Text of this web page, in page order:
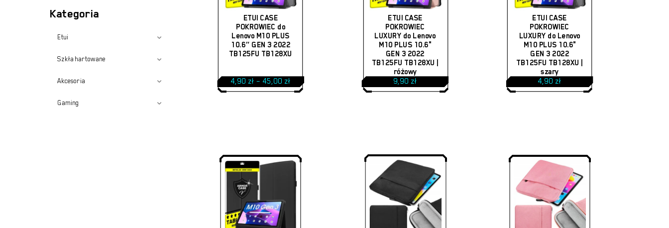
Kategoria
Etui
Szkła hartowane
Akcesoria
Gaming
produkt
ma
wiele
wariantów.
można
ETUI CASE
POKROWIEC do
Lenovo M10 PLUS
10.6″ GEN 3 2022
TB125FU TB128XU
4,90zł – 45,00zł
cen:
ETUI CASE
POKROWIEC
LUXURY do Lenovo
M10 PLUS 10.6"
GEN 3 2022
TB125FU TB128XU |
różowy
9,90 zł
ETUI CASE
POKROWIEC
LUXURY do Lenovo
M10 PLUS 10.6"
GEN 3 2022
TB125FU TB128XU |
szary
4,90zł